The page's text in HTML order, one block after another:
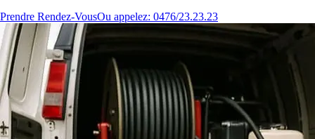
Prendre Rendez-VousOu appelez: 0476/23.23.23